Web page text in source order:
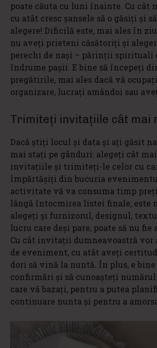
poate căuta cu luni înainte. Cu cât
cu atât cresc șansele să o găsiți și
alegere! Dificilă este, mai ales în
nu aveți prieteni căsătoriți și
perechi de nași – părinții spirituali
îndrume pașii. E bine să începeți
pregătirile, mai ales dacă vă
organizare, lucrați amândoi sau
Trimiteți invitațiile cât mai
Dacă știți locul și data și ați găsit
mai stați pe gânduri: alegeți cât
invitațiile și trimiteți-le celor cu
împărtășiți din bucuria
activitate vă va consuma timp
lângă întocmirea listei finale, este
alegeți și furnizorul, designul,
lucru care deși pare, poate să nu fie
Cu cât invitații dumneavoastră
de eveniment, cu atât aveți
dori să vină la nuntă. În plus, e
confirmări și să cunoașteți numărul
care vă bazați, pentru a putea
continuare nunta și pentru a